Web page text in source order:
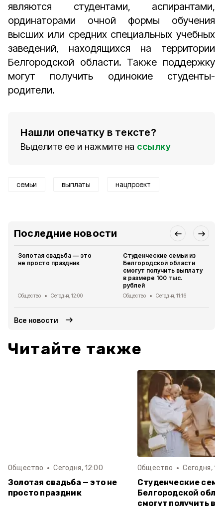
являются студентами, аспирантами,
ординаторами очной формы обучения
высших или средних специальных учебных
заведений, находящихся на территории
Белгородской области. Также поддержку
могут получить одинокие студенты-
родители.
Нашли опечатку в тексте?
Выделите ее и нажмите на ссылку
семьи выплаты нацпроект
Последние новости
Золотая свадьба — это
не просто праздник
Общество Сегодня, 12:00
Студенческие семьи из
Белгородской области
смогут получить выплату
в размере 100 тыс.
рублей
Общество Сегодня, 11:16
Все новости
Читайте также
Общество Сегодня, 12:00
Золотая свадьба — это не
просто праздник
Общество Сегодня,
Студенческие
Белгородской
смогут получить